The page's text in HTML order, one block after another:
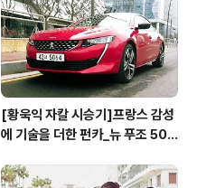
[황욱익 자칼 시승기]프랑스 감성
에 기술을 더한 펀카_뉴 푸조 508